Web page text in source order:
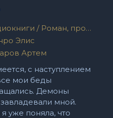
/ Роман, проза
Элис
Артем
с наступлением
мои беды
Демоны
мной.
уже поняла, что